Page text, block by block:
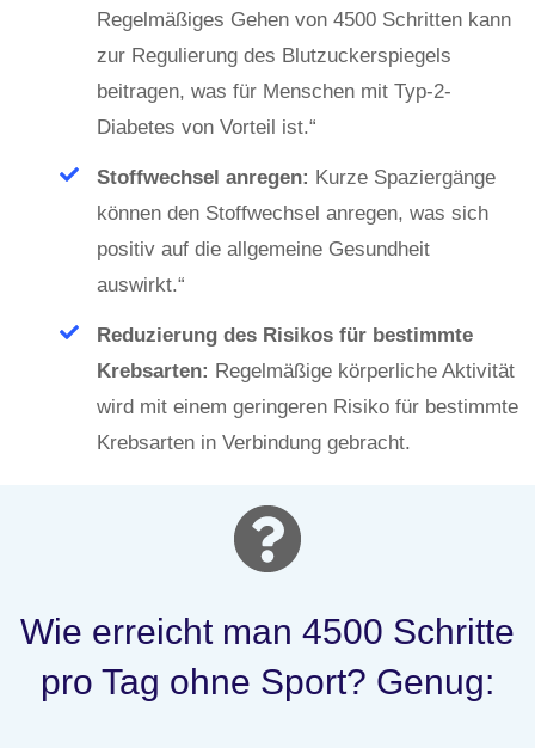
Regelmäßiges Gehen von 4500 Schritten kann
zur Regulierung des Blutzuckerspiegels
beitragen, was für Menschen mit Typ-2-
Diabetes von Vorteil ist.“
Stoffwechsel anregen: Kurze Spaziergänge
können den Stoffwechsel anregen, was sich
positiv auf die allgemeine Gesundheit
auswirkt.“
Reduzierung des Risikos für bestimmte
Krebsarten: Regelmäßige körperliche Aktivität
wird mit einem geringeren Risiko für bestimmte
Krebsarten in Verbindung gebracht.
Wie erreicht man 4500 Schritte
pro Tag ohne Sport? Genug: